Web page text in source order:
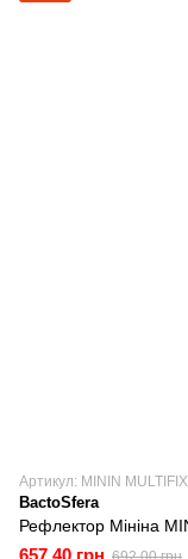
Артикул: MININ MULTIFIX
BactoSfera
Рефлектор Мініна
657.40 грн